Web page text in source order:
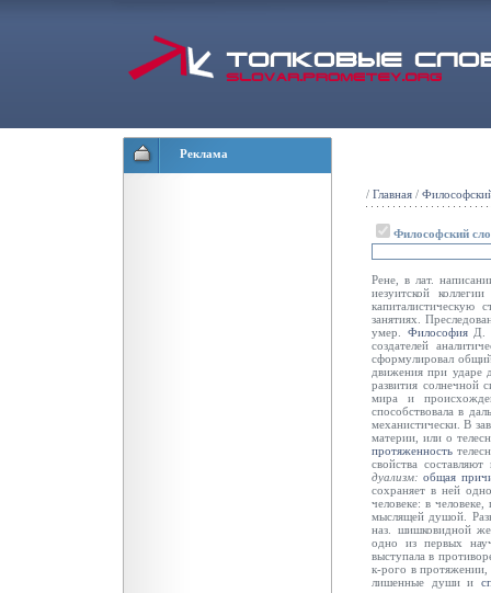
Реклама
/ Главная /
Философский
Рене, в лат.
иезуитской
капиталистическую
занятиях.
умер. ФилософияД.
создателей
сформулировал
движения при ударе
развития
мира и
способствовала в
механистически. В
материи, или о
протяженность
свойства
дуализм: общая
сохраняет в ней
человеке: в
мыслящей душой.
наз. шишковидной
одно из первых
выступала в
к-рого в протяжении,
лишенные души и